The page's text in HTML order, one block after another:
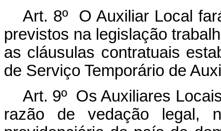
Art. 8º O Auxiliar Local
previstos na legislação
as cláusulas contratuais
de Serviço Temporário de
Art. 9º Os Auxiliares
razão de vedação legal,